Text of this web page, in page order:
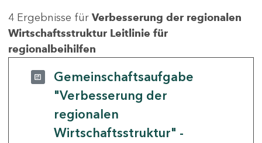
4 Ergebnisse für Verbesserung der regionalen
Wirtschaftsstruktur Leitlinie für
regionalbeihilfen
Gemeinschaftsaufgabe
"Verbesserung der
regionalen
Wirtschaftsstruktur" -